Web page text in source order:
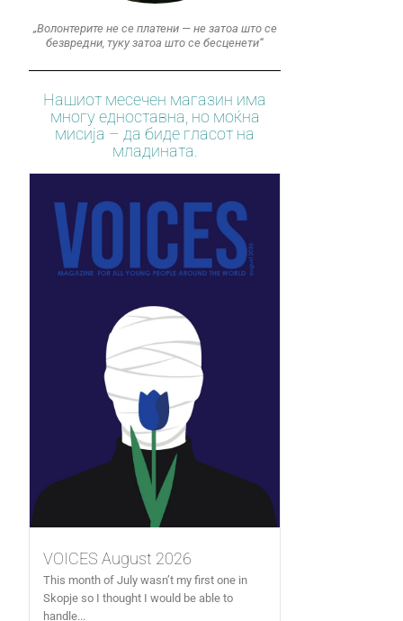
„Волонтерите не се платени — не затоа што се
безвредни, туку затоа што се бесценети“
Нашиот месечен магазин има
многу едноставна, но моќна
мисија – да биде гласот на
младината.
VOICES August 2026
This month of July wasn’t my first one in
Skopje so I thought I would be able to
handle...